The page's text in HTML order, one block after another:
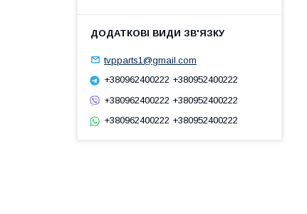
tvpparts1@gmail.com
+380962400222 +380952400222
+380962400222 +380952400222
+380962400222 +380952400222